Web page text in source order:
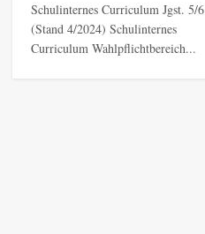
Schulinternes Curriculum Jgst. 5/6
(Stand 4/2024) Schulinternes
Curriculum Wahlpflichtbereich...